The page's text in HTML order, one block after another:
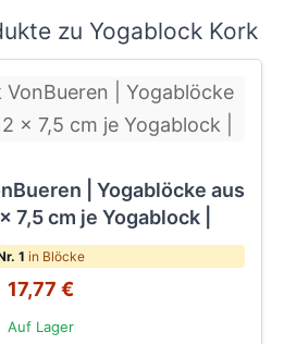
zu Yogablock Kork
| Yogablöcke aus
7,5 cm je Yogablock |
1 in Blöcke
17,77 €
Auf Lager